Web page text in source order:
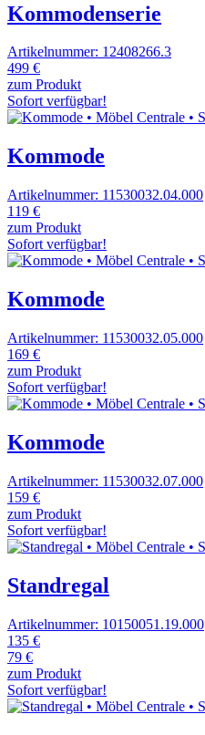
Kommodenserie
Artikelnummer: 12408266.3
499 €
zum Produkt
Sofort verfügbar!
Kommode
Artikelnummer: 11530032.04.000
119 €
zum Produkt
Sofort verfügbar!
Kommode
Artikelnummer: 11530032.05.000
169 €
zum Produkt
Sofort verfügbar!
Kommode
Artikelnummer: 11530032.07.000
159 €
zum Produkt
Sofort verfügbar!
Standregal
Artikelnummer: 10150051.19.000
135 €
79 €
zum Produkt
Sofort verfügbar!